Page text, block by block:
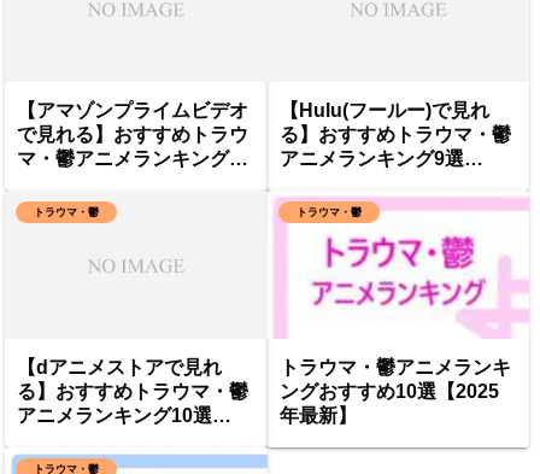
【アマゾンプライムビデオ
で見れる】おすすめトラウ
マ・鬱アニメランキング3
【Hulu(フールー)で見れ
る】おすすめトラウマ・鬱
アニメランキング9選
トラウマ・鬱
【dアニメストアで見れ
る】おすすめトラウマ・鬱
アニメランキング10選
トラウマ・鬱
トラウマ・鬱アニメランキ
ングおすすめ10選【2025
年最新】
トラウマ・鬱